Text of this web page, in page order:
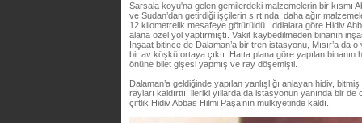
Sarsala koyu'na gelen gemilerdeki malzemelerin bir kısmı
ve Sudan’dan getirdiği işçilerin sırtında, daha ağır
12 kilometrelik mesafeye götürüldü. İddialara göre Hidiv
alana özel yol yaptırmıştı. Vakit kaybedilmeden binanın
İnşaat bitince de Dalaman’a bir tren istasyonu, Mısır’a da
bir av köşkü ortaya çıktı. Hatta plana göre yapılan
önüne bilet gişesi yapmış ve ray döşemişti.
Dalaman’a geldiğinde yapılan yanlışlığı anlayan hidiv,
rayları kaldırttı. ileriki yıllarda da istasyonun yanında bir
çiftlik Hidiv Abbas Hilmi Paşa’nın mülkiyetinde kaldı.